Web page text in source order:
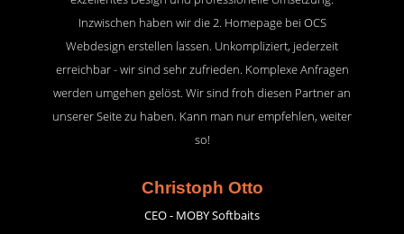
Inzwischen haben wir die 2. Homepage bei OCS
Webdesign erstellen lassen. Unkompliziert, jederzeit
erreichbar - wir sind sehr zufrieden. Komplexe Anfragen
werden umgehen gelöst. Wir sind froh diesen Partner an
unserer Seite zu haben. Kann man nur empfehlen, weiter
so!
Christoph Otto
CEO - MOBY Softbaits